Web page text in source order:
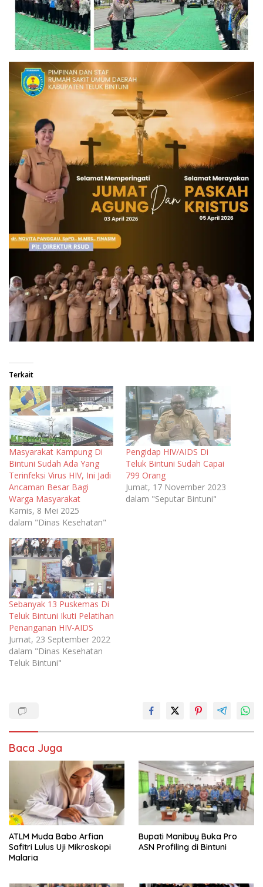
Terkait
Masyarakat Kampung Di
Bintuni Sudah Ada Yang
Terinfeksi Virus HIV, Ini Jadi
Ancaman Besar Bagi
Warga Masyarakat
Kamis, 8 Mei 2025
dalam "Dinas Kesehatan"
Pengidap HIV/AIDS Di
Teluk Bintuni Sudah Capai
799 Orang
Jumat, 17 November 2023
dalam "Seputar Bintuni"
Sebanyak 13 Puskemas Di
Teluk Bintuni Ikuti Pelatihan
Penanganan HIV-AIDS
Jumat, 23 September 2022
dalam "Dinas Kesehatan
Teluk Bintuni"
Baca Juga
ATLM Muda Babo Arfian
Safitri Lulus Uji Mikroskopi
Malaria
Bupati Manibuy Buka Pro
ASN Profiling di Bintuni